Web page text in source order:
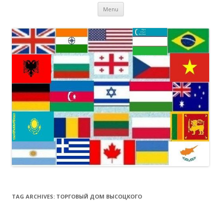
Menu Skip
content
TAG ARCHIVES: ТОРГОВЫЙ ДОМ ВЫСОЦКОГО